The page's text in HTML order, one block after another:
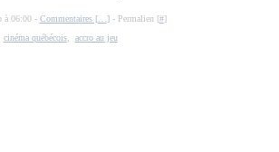
à 06:00 - Commentaires [… ]- Permalien [#]
cinéma québécois, accro au jeu